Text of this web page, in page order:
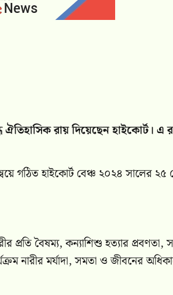
ঐতিহাসিক রায় দিয়েছেন হাইকোর্ট।
গঠিত হাইকোর্ট বেঞ্চ ২০২৪ সালের ২৫
বৈষম্য, কন্যাশিশু হত্যার প্রবণতা,
নারীর মর্যাদা, সমতা ও জীবনের